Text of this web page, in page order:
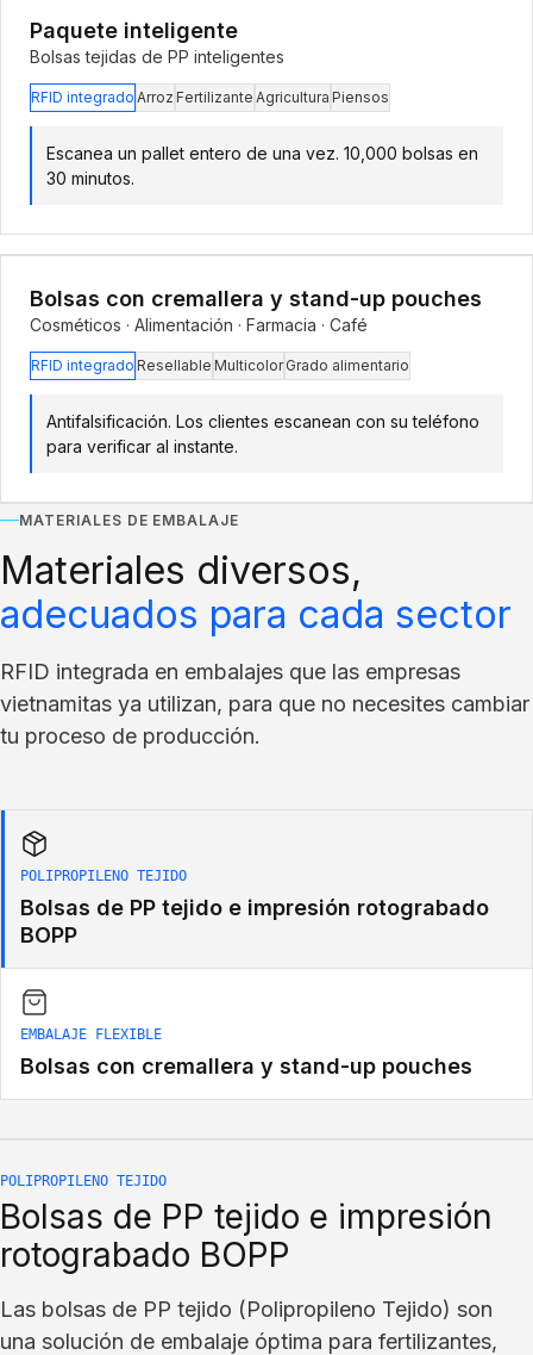
Paquete inteligente
Bolsas tejidas de PP inteligentes
RFID integrado Arroz Fertilizante Agricultura Piensos
Escanea un pallet entero de una vez. 10,000 bolsas en
30 minutos.
Bolsas con cremallera y stand-up pouches
Cosméticos · Alimentación · Farmacia · Café
RFID integrado Resellable Multicolor Grado alimentario
Antifalsificación. Los clientes escanean con su teléfono
para verificar al instante.
MATERIALES DE EMBALAJE
Materiales diversos,
adecuados para cada sector
RFID integrada en embalajes que las empresas
vietnamitas ya utilizan, para que no necesites cambiar
tu proceso de producción.
POLIPROPILENO TEJIDO
Bolsas de PP tejido e impresión rotograbado
BOPP
EMBALAJE FLEXIBLE
Bolsas con cremallera y stand-up pouches
POLIPROPILENO TEJIDO
Bolsas de PP tejido e impresión
rotograbado BOPP
Las bolsas de PP tejido (Polipropileno Tejido) son
una solución de embalaje óptima para fertilizantes,